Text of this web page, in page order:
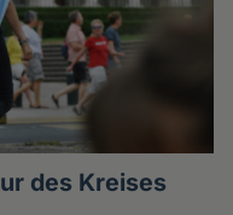
des Kreises